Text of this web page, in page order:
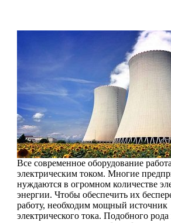
Все современное оборудование
электрическим током. Многие
нуждаются в огромном количестве
энергии. Чтобы обеспечить их
работу, необходим мощный источник
электрического тока. Подобного